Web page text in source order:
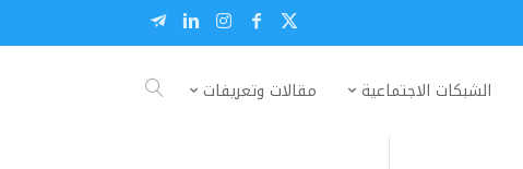
الشبكات الاجتماعية مقالات وتعريفات